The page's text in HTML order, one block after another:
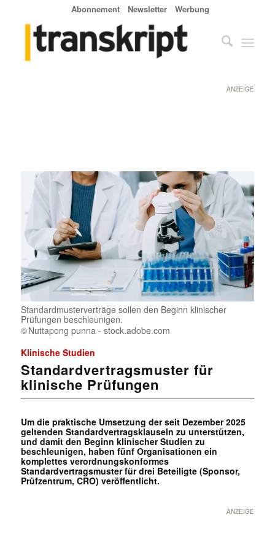
Abonnement Newsletter Werbung
ANZEIGE
Standardmusterverträge sollen den Beginn klinischer
Prüfungen beschleunigen.
Nuttapong punna - stock.adobe.com
Klinische Studien
Standardvertragsmuster für
klinische Prüfungen
Um die praktische Umsetzung der seit Dezember 2025
geltenden Standardvertragsklauseln zu unterstützen,
und damit den Beginn klinischer Studien zu
beschleunigen, haben fünf Organisationen ein
komplettes verordnungskonformes
Standardvertragsmuster für drei Beteiligte (Sponsor,
Prüfzentrum, CRO) veröffentlicht.
ANZEIGE